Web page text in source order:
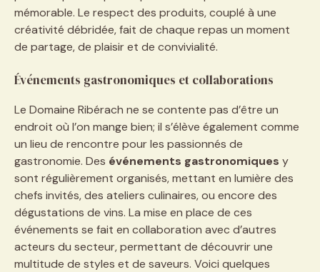
mémorable. Le respect des produits, couplé à une
créativité débridée, fait de chaque repas un moment
de partage, de plaisir et de convivialité.
Événements gastronomiques et collaborations
Le Domaine Ribérach ne se contente pas d’être un
endroit où l’on mange bien; il s’élève également comme
un lieu de rencontre pour les passionnés de
gastronomie. Des événements gastronomiques y
sont régulièrement organisés, mettant en lumière des
chefs invités, des ateliers culinaires, ou encore des
dégustations de vins. La mise en place de ces
événements se fait en collaboration avec d’autres
acteurs du secteur, permettant de découvrir une
multitude de styles et de saveurs. Voici quelques